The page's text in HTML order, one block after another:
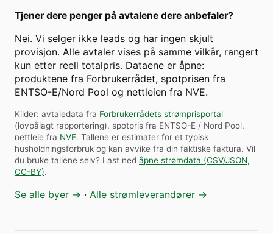
Tjener dere penger på avtalene dere anbefaler?
Nei. Vi selger ikke leads og har ingen skjult
provisjon. Alle avtaler vises på samme vilkår, rangert
kun etter reell totalpris. Dataene er åpne:
produktene fra Forbrukerrådet, spotprisen fra
ENTSO-E/Nord Pool og nettleien fra NVE.
Kilder: avtaledata fra Forbrukerrådets strømprisportal
(lovpålagt rapportering), spotpris fra ENTSO-E / Nord Pool,
nettleie fra NVE. Tallene er estimater for et typisk
husholdningsforbruk og kan avvike fra din faktiske faktura. Vil
du bruke tallene selv? Last ned åpne strømdata (CSV/JSON,
CC-BY).
Se alle byer → · Alle strømleverandører →